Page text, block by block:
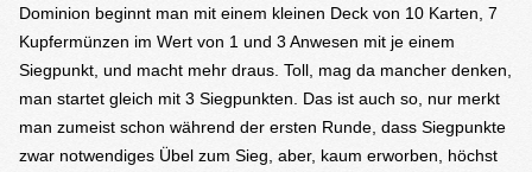
Dominion beginnt man mit einem kleinen Deck von 10 Karten, 7
Kupfermünzen im Wert von 1 und 3 Anwesen mit je einem
Siegpunkt, und macht mehr draus. Toll, mag da mancher denken,
man startet gleich mit 3 Siegpunkten. Das ist auch so, nur merkt
man zumeist schon während der ersten Runde, dass Siegpunkte
zwar notwendiges Übel zum Sieg, aber, kaum erworben, höchst